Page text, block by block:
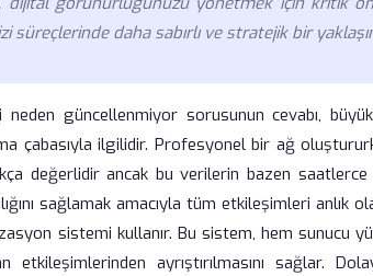
süreçlerinde daha sabırlı ve stratejik bir
güncellenmiyor sorusunun cevabı,
çabasıyla ilgilidir. Profesyonel bir ağ
değerlidir ancak bu verilerin bazen saatlerce
sağlamak amacıyla tüm etkileşimleri anlık
sistemi kullanır. Bu sistem, hem sunucu
ayrıştırılmasını sağlar.